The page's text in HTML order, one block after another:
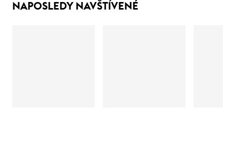
NAPOSLEDY NAVŠTÍVENÉ